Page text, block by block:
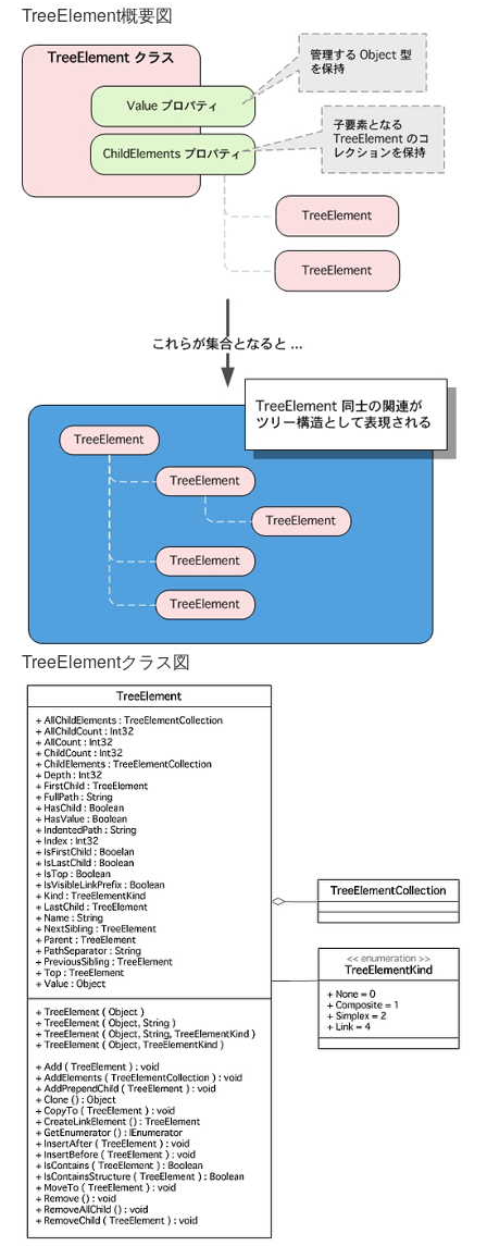
TreeElement概要図
TreeElementクラス図